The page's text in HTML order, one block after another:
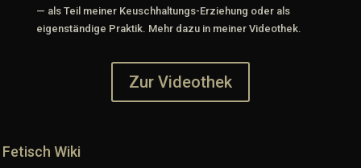
— als Teil meiner Keuschhaltungs-Erziehung oder als
eigenständige Praktik. Mehr dazu in meiner Videothek.
Zur Videothek
Fetisch Wiki